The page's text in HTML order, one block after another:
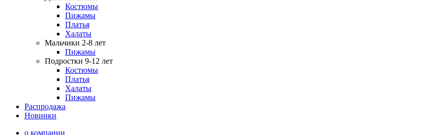
Костюмы
Пижамы
Платья
Халаты
Мальчики 2-8 лет
Пижамы
Подростки 9-12 лет
Костюмы
Платья
Халаты
Пижамы
Распродажа
Новинки
о компании